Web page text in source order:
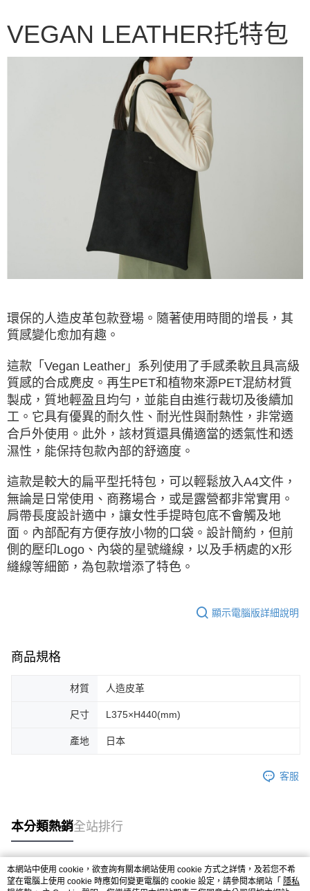
匯豐（台灣）商業銀行
華泰商業銀行
聯邦商業銀行
遠東國際商業銀行
元大商業銀行
永豐商業銀行
星展（台灣）商業銀行
中國信託商業銀行
兆豐國際商業銀行
臺灣中小企業銀行
台中商業銀行
遠東國際商業銀行
永豐商業銀行
星展（台灣）商業銀行
中國信託商業銀行
Google Pay
AFTEE先享後付
【關於「AFTEE先享後付」】
AFTEE先享後付是「在收到商品之後才付款」的支付方式。 讓您購物簡單
１．簡單：不需註冊會員、不需綁卡、不需儲值。
２．便利：只要手機號碼，簡訊認證，即可結帳。
３．安心：先確認商品／服務後，再付款。
【「AFTEE先享後付」結帳流程】
１．於結帳方式選擇「AFTEE先享後付」後，將跳轉至「AFTEE先享後付」
結帳頁面，進行簡訊認證並確認金額後，即可完成結帳。
２．訂單成立數日內，您將收到繳費通知簡訊。
３．收到繳費通知簡訊後14天內，點擊此簡訊中的連結，可透過四大超商／
ATM／網路銀行／等多元方式進行付款，方視為交易完成。
※ 請注意：結帳手續完成當下不需立刻繳費，但若您需要取消訂單，請聯絡
購買商品的店家。未經商家同意取消之訂單仍視為有效，需透過AFTEE先享
後付繳納相關費用。
客戶支援中心」https://netprotections.freshdesk.com/support/home
【注意事項】
易，需依本服務之必要範圍內提供個人資料，並將交易相關給付款項請求債
權轉讓予恩沛科技股份有限公司。
２．關於個人資料處理事宜，請瀏覽以下網址：
https://aftee.tw/terms/#terms3
３．未成年的使用者請事先徵得法定代理人或監護人之同意方可使用
「AFTEE先享後付」，若未經同意申辦者引起之損失，本公司不負相關責
任。
４．使用「AFTEE先享後付」時，將依據個別帳號之用戶狀況，依本公司即
請求用戶進行身份認證。
５．嚴禁一人註冊多個帳號或使用他人資訊註冊。若發現惡意使用之情形，
恩沛科技股份有限公司將有權停止該用戶之使用額度並採取法律行動。
每筆NT$100，滿NT$2,000(含以上)免運費
VEGAN LEATHER托特包
環保的人造皮革包款登場。隨著使用時間的增長，其
質感變化愈加有趣。
這款「Vegan Leather」系列使用了手感柔軟且具高級
質感的合成麂皮。再生PET和植物來源PET混紡材質
製成，質地輕盈且均勻，並能自由進行裁切及後續加
工。它具有優異的耐久性、耐光性與耐熱性，非常適
合戶外使用。此外，該材質還具備適當的透氣性和透
濕性，能保持包款內部的舒適度。
這款是較大的扁平型托特包，可以輕鬆放入A4文件，
無論是日常使用、商務場合，或是露營都非常實用。
肩帶長度設計適中，讓女性手提時包底不會觸及地
面。內部配有方便存放小物的口袋。設計簡約，但前
側的壓印Logo、內袋的星號縫線，以及手柄處的X形
縫線等細節，為包款增添了特色。
顯示電腦版詳細說明
商品規格
材質 人造皮革
尺寸 L375×H440(mm)
產地 日本
客服
本分類熱銷全站排行
熱門標籤
本網站中使用 cookie，欲查詢有關本網站使用 cookie 方式之詳情，及若您不希
望在電腦上使用 cookie 時應如何變更電腦的 cookie 設定，請參閱本網站「 隱私